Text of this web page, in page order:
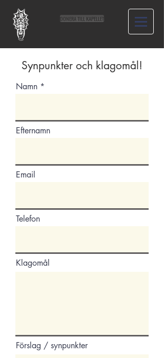
DONERA TILL KAPELLET
Synpunkter och klagomål!
Namn
Efternamn
Email
Telefon
Klagomål
Förslag / synpunkter